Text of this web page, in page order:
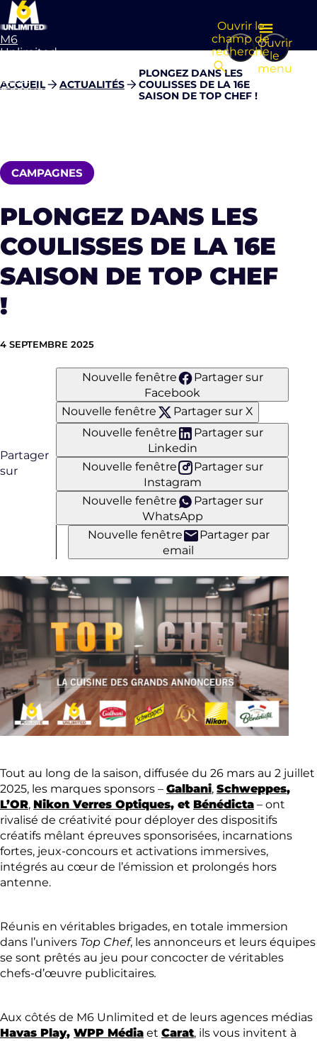
M6
Unlimited
page
d’accueil
Ouvrir
le
menu
Ouvrir le
champ de
recherche
ACCUEIL ACTUALITÉS
PLONGEZ DANS LES
COULISSES DE LA 16E
SAISON DE TOP CHEF !
CAMPAGNES
PLONGEZ DANS LES
COULISSES DE LA 16E
SAISON DE TOP CHEF
!
4 SEPTEMBRE 2025
Partager
sur
Nouvelle fenêtre
Partager sur
Facebook
Nouvelle fenêtre
Partager sur X
Nouvelle fenêtre
Partager sur
Linkedin
Nouvelle fenêtre
Partager sur
Instagram
Nouvelle fenêtre
Partager sur
WhatsApp
Nouvelle fenêtre
Partager par
email
Tout au long de la saison, diffusée du 26 mars au 2 juillet
2025, les marques sponsors – Galbani, Schweppes,
L’OR, Nikon Verres Optiques, et Bénédicta – ont
rivalisé de créativité pour déployer des dispositifs
créatifs mêlant épreuves sponsorisées, incarnations
fortes, jeux-concours et activations immersives,
intégrés au cœur de l’émission et prolongés hors
antenne.
Réunis en véritables brigades, en totale immersion
dans l’univers Top Chef, les annonceurs et leurs équipes
se sont prêtés au jeu pour concocter de véritables
chefs-d’œuvre publicitaires.
Aux côtés de M6 Unlimited et de leurs agences médias
Havas Play, WPP Média et Carat, ils vous invitent à